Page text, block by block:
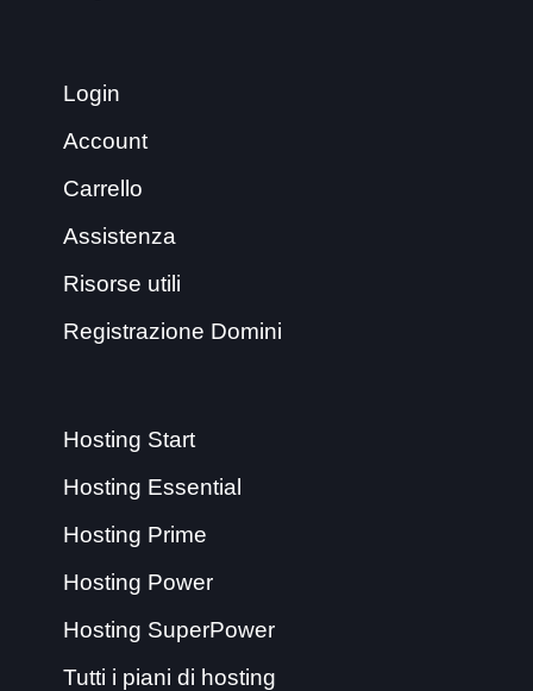
Login
Account
Carrello
Assistenza
Risorse utili
Registrazione Domini
Hosting Start
Hosting Essential
Hosting Prime
Hosting Power
Hosting SuperPower
Tutti i piani di hosting